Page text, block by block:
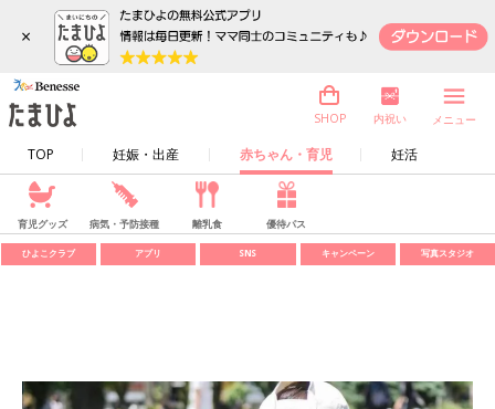
×
TOP 妊娠・出産 赤ちゃん・育児 妊活
SHOP 内祝い メニュー
育児グッズ 病気・予防接種 離乳食 優待パス
ひよこクラブ アプリ SNS キャンペーン 写真スタジオ